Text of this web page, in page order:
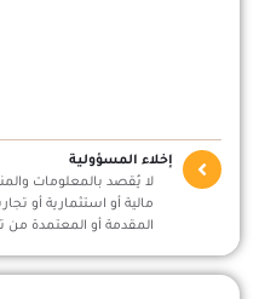
إخلاء المسؤولية
لا يُقصد بالمعلومات
مالية أو استثمارية أو
المقدمة أو المعتمدة من